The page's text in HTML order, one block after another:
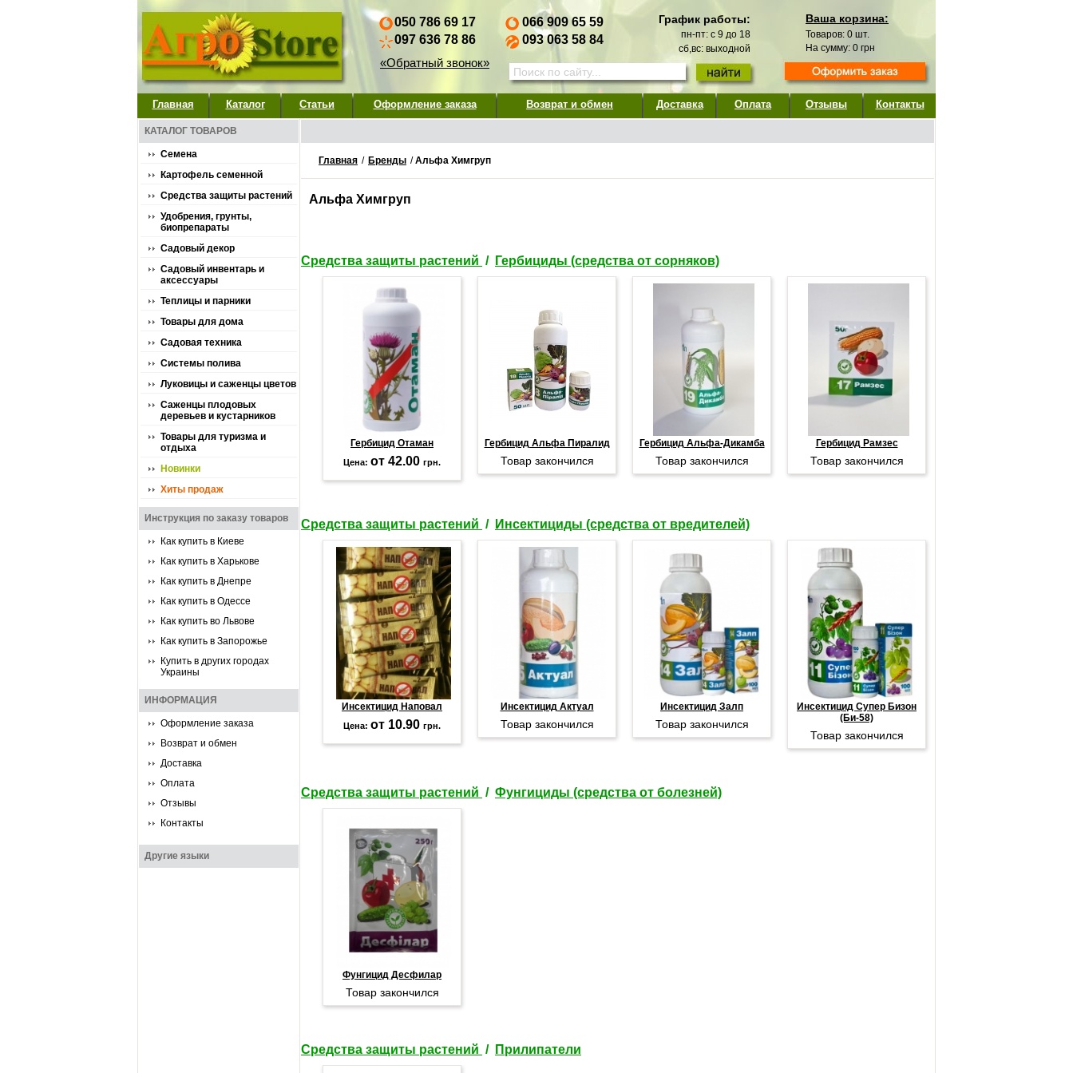
050 786 69 17
097 636 78 86
«Обратный звонок»
066 909 65 59
093 063 58 84
График работы:
пн-пт: с 9 до 18
сб,вс: выходной
Ваша корзина:
Товаров: 0 шт.
На сумму: 0 грн
Главная Каталог Статьи Оформление заказа Возврат и обмен Доставка Оплата Отзывы Контакты
КАТАЛОГ ТОВАРОВ
Семена
Картофель семенной
Средства защиты растений
Удобрения, грунты,
биопрепараты
Садовый декор
Садовый инвентарь и
аксессуары
Теплицы и парники
Товары для дома
Садовая техника
Системы полива
Луковицы и саженцы цветов
Саженцы плодовых
деревьев и кустарников
Товары для туризма и
отдыха
Новинки
Хиты продаж
Инструкция по заказу товаров
Как купить в Киеве
Как купить в Харькове
Как купить в Днепре
Как купить в Одессе
Как купить во Львове
Как купить в Запорожье
Купить в других городах
Украины
ИНФОРМАЦИЯ
Оформление заказа
Возврат и обмен
Доставка
Оплата
Отзывы
Контакты
Другие языки
Главная / Бренды /Альфа Химгруп
Альфа Химгруп
Средства защиты растений / Гербициды (средства от сорняков)
Гербицид Отаман
Цена: от 42.00 грн.
Гербицид Альфа Пиралид
Товар закончился
Гербицид Альфа-Дикамба
Товар закончился
Гербицид Рамзес
Товар закончился
Средства защиты растений / Инсектициды (средства от вредителей)
Инсектицид Наповал
Цена: от 10.90 грн.
Инсектицид Актуал
Товар закончился
Инсектицид Залп
Товар закончился
Инсектицид Супер Бизон
(Би-58)
Товар закончился
Средства защиты растений / Фунгициды (средства от болезней)
Фунгицид Десфилар
Товар закончился
Средства защиты растений / Прилипатели